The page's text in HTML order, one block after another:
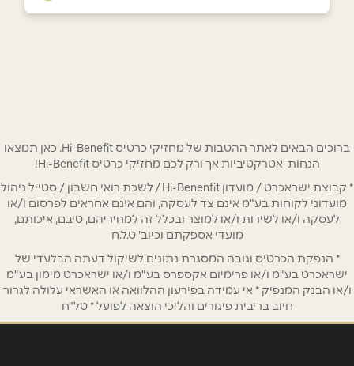
באתר באינסטגרם
טלפון*
אימייל *
אנא חזרו אלי בקשר ל...
הודעה *
ברוכים הבאים לאתר ההטבות של מחזיקי כרטיס Hi-Benefit. כאן תמצאו
הנחות אטרקטיביות אך ורק לכם מחזיקי כרטיס Hi-Benefit!
* קבוצת ישראכרט / מועדון Hi-Benenfit / לשכת רואי חשבון / סטייל ניהול
מועדוני לקוחות בע"מ אינם צד לעסקה, והם אינם אחראים לפרסום ו/או
לעסקה ו/או לשירות ו/או למוצר ובכלל זה למחיריהם, טיבם, איכותם,
מועדי אספקתם וכיוב' ט.ל.ח
* הנפקת הכרטיס וגובה המסגרת נתונים לשיקול דעתה הבלעדי של
ישראכרט בע"מ ו/או פרימיום אקספרס בע"מ ו/או ישראכרט מימון בע"מ
ו/או הבנק המנפיק * אי עמידה בפירעון ההלוואה או האשראי עלולה לגרור
חיוב בריבית פיגורים והליכי הוצאה לפועל * טל"ח